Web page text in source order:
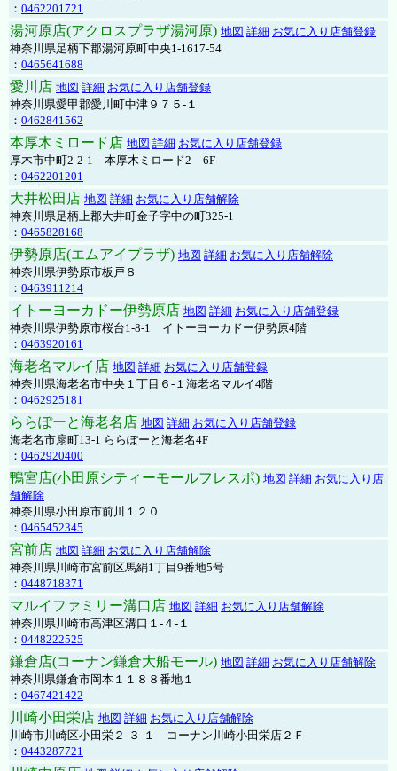
： 0462201721
湯河原店(アクロスプラザ湯河原) 地図 詳細 お気に入り店舗登録
神奈川県足柄下郡湯河原町中央1-1617-54
： 0465641688
愛川店 地図 詳細 お気に入り店舗登録
神奈川県愛甲郡愛川町中津９７５-１
： 0462841562
本厚木ミロード店 地図 詳細 お気に入り店舗登録
厚木市中町2-2-1 本厚木ミロード2 6F
： 0462201201
大井松田店 地図 詳細 お気に入り店舗解除
神奈川県足柄上郡大井町金子字中の町325-1
： 0465828168
伊勢原店(エムアイプラザ) 地図 詳細 お気に入り店舗解除
神奈川県伊勢原市板戸８
： 0463911214
イトーヨーカドー伊勢原店 地図 詳細 お気に入り店舗登録
神奈川県伊勢原市桜台1-8-1 イトーヨーカドー伊勢原4階
： 0463920161
海老名マルイ店 地図 詳細 お気に入り店舗登録
神奈川県海老名市中央１丁目６-１海老名マルイ4階
： 0462925181
ららぽーと海老名店 地図 詳細 お気に入り店舗登録
海老名市扇町13-1 ららぽーと海老名4F
： 0462920400
鴨宮店(小田原シティーモールフレスポ) 地図 詳細 お気に入り店
舗解除
神奈川県小田原市前川１２０
： 0465452345
宮前店 地図 詳細 お気に入り店舗解除
神奈川県川崎市宮前区馬絹1丁目9番地5号
： 0448718371
マルイファミリー溝口店 地図 詳細 お気に入り店舗解除
神奈川県川崎市高津区溝口１-４-１
： 0448222525
鎌倉店(コーナン鎌倉大船モール) 地図 詳細 お気に入り店舗解除
神奈川県鎌倉市岡本１１８８番地１
： 0467421422
川崎小田栄店 地図 詳細 お気に入り店舗解除
川崎市川崎区小田栄２‐３‐１ コーナン川崎小田栄店２Ｆ
： 0443287721